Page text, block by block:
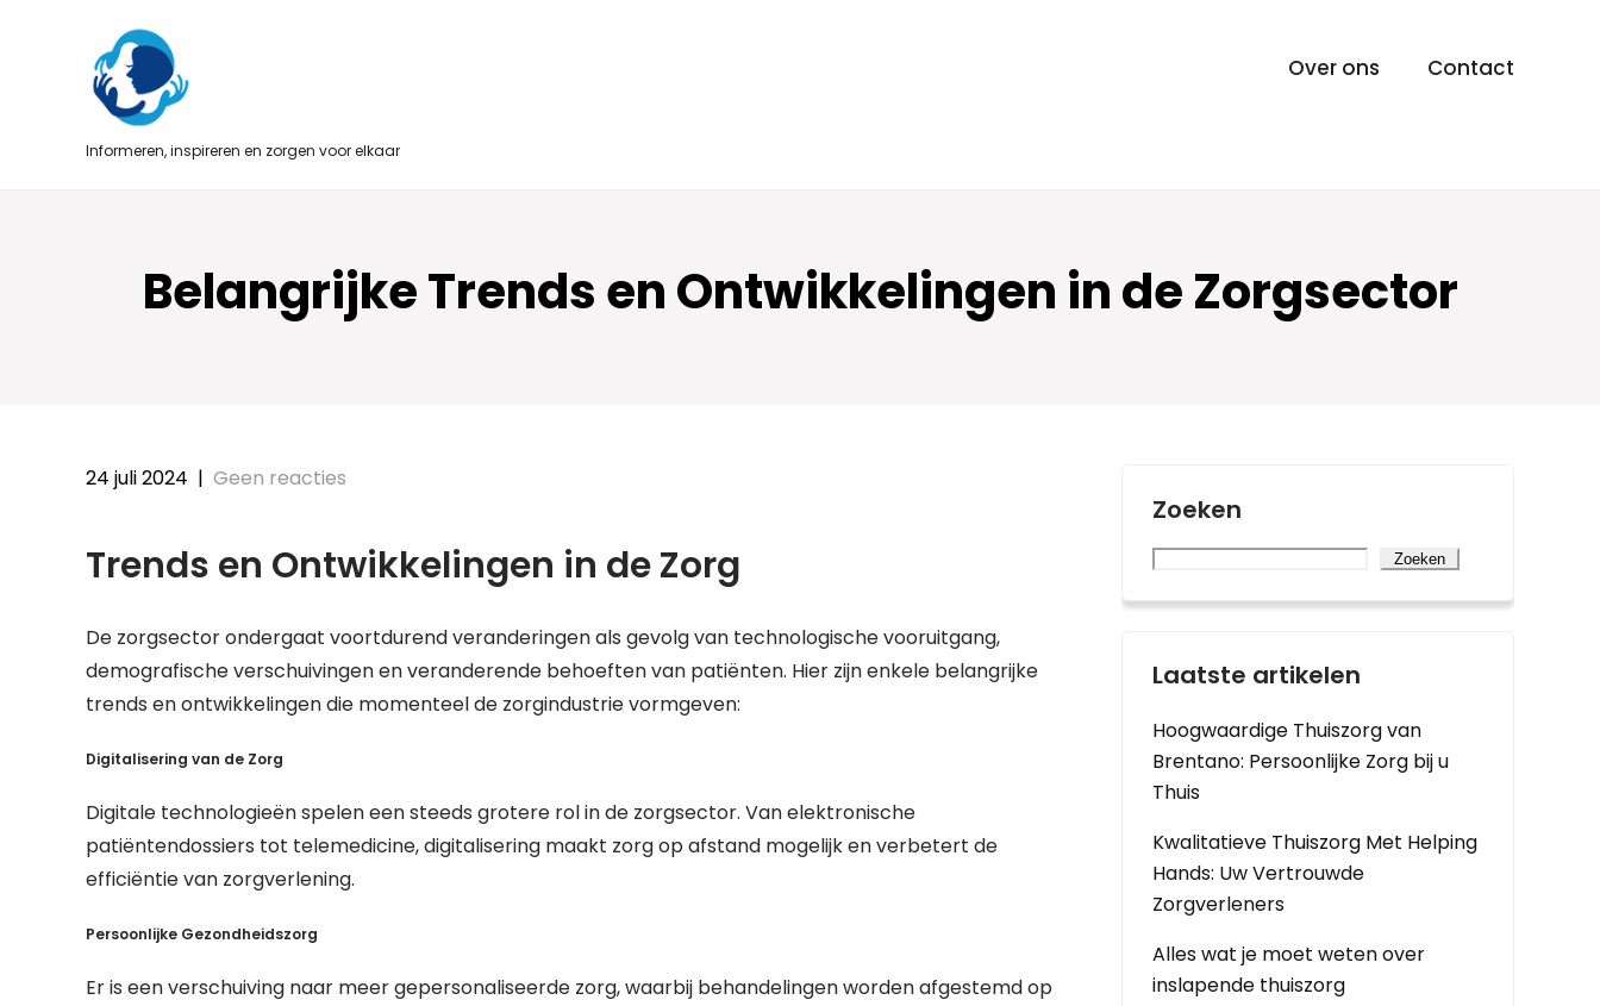
Informeren, inspireren en zorgen voor elkaar
Over ons Contact
Belangrijke Trends en Ontwikkelingen in de Zorgsector
24 juli 2024 | Geen reacties
Trends en Ontwikkelingen in de Zorg
De zorgsector ondergaat voortdurend veranderingen als gevolg van technologische vooruitgang,
demografische verschuivingen en veranderende behoeften van patiënten. Hier zijn enkele belangrijke
trends en ontwikkelingen die momenteel de zorgindustrie vormgeven:
Digitalisering van de Zorg
Digitale technologieën spelen een steeds grotere rol in de zorgsector. Van elektronische
patiëntendossiers tot telemedicine, digitalisering maakt zorg op afstand mogelijk en verbetert de
efficiëntie van zorgverlening.
Persoonlijke Gezondheidszorg
Er is een verschuiving naar meer gepersonaliseerde zorg, waarbij behandelingen worden afgestemd op
Zoeken
Zoeken
Laatste artikelen
Hoogwaardige Thuiszorg van
Brentano: Persoonlijke Zorg bij u
Thuis
Kwalitatieve Thuiszorg Met Helping
Hands: Uw Vertrouwde
Zorgverleners
Alles wat je moet weten over
inslapende thuiszorg